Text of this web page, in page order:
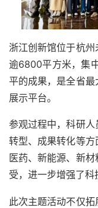
浙江创新馆位于杭
逾6800平方米，集
平的成果，是全省
展示平台。
参观过程中，科研
转型、成果转化等
医药、新能源、新
受，进一步增强了科
此次主题活动不仅